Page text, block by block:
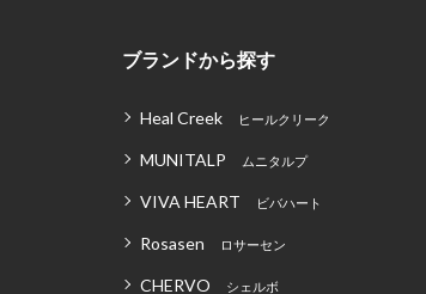
ブランドから探す
Heal Creek ヒールクリーク
MUNITALP ムニタルプ
VIVA HEART ビバハート
Rosasen ロサーセン
CHERVO シェルボ